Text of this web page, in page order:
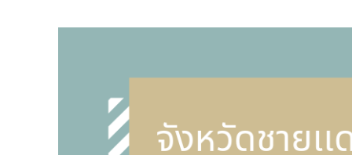
---- รายงานการวิเคราะห์ผลกระทบที่อาจเกิดขึ้นจากกฎ